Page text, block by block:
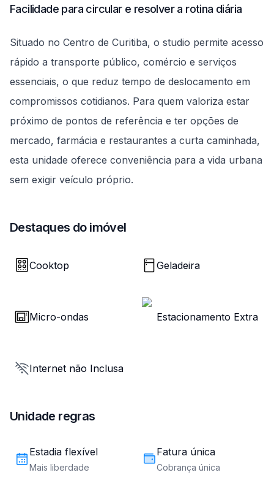
Facilidade para circular e resolver a rotina diária
Situado no Centro de Curitiba, o studio permite acesso
rápido a transporte público, comércio e serviços
essenciais, o que reduz tempo de deslocamento em
compromissos cotidianos. Para quem valoriza estar
próximo de pontos de referência e ter opções de
mercado, farmácia e restaurantes a curta caminhada,
esta unidade oferece conveniência para a vida urbana
sem exigir veículo próprio.
Destaques do imóvel
Cooktop Geladeira
Micro-ondas Estacionamento Extra
Internet não Inclusa
Unidade regras
Estadia flexível
Mais liberdade
Fatura única
Cobrança única